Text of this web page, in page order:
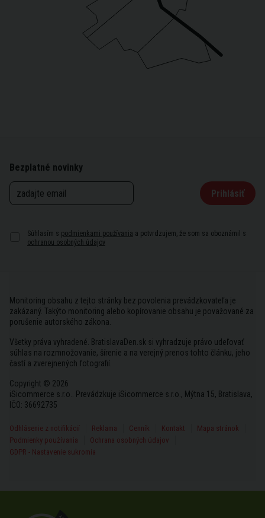
Bezplatné novinky
Prihlásiť
Súhlasím s podmienkami používania a potvrdzujem, že som sa oboznámil s
ochranou osobných údajov
Monitoring obsahu z tejto stránky bez povolenia prevádzkovateľa je
zakázaný. Takýto monitoring alebo kopírovanie obsahu je považované za
porušenie autorského zákona.
Všetky práva vyhradené. BratislavaDen.sk si vyhradzuje právo udeľovať
súhlas na rozmnožovanie, šírenie a na verejný prenos tohto článku, jeho
častí a zverejnených fotografií.
Copyright © 2026
iSicommerce s.r.o.. Prevádzkuje iSicommerce s.r.o., Mýtna 15, Bratislava,
IČO: 36692735
Odhlásenie z notifikácií Reklama Cenník Kontakt
Mapa stránok
Podmienky používania
Ochrana osobných údajov
GDPR - Nastavenie sukromia